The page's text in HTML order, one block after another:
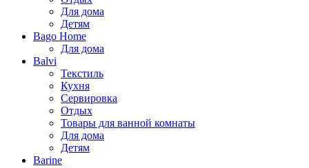
Для дома
Детям
Bago Home
Для дома
Balvi
Текстиль
Кухня
Сервировка
Отдых
Товары для ванной комнаты
Для дома
Детям
Barine